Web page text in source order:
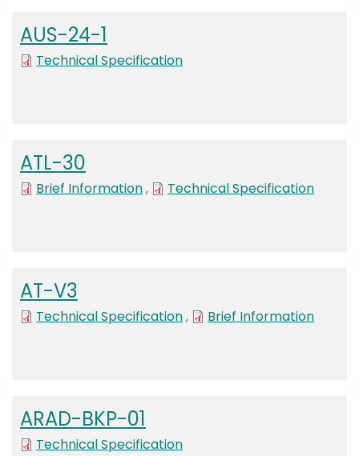
AUS-24-1
FileTechnical Specification
ATL-30
Brief Information, Technical Specification
AT-V3
Technical Specification, Brief Information
ARAD-BKP-01
FileTechnical Specification